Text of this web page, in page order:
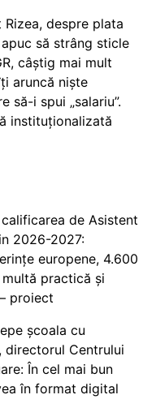
despre plata
să strâng sticle
câștig mai mult
aruncă niște
să-i spui „salariu”.
instituționalizată
de Asistent
2026-2027:
europene, 4.600
practică și
proiect
școala cu
directorul Centrului
În cel mai bun
în format digital